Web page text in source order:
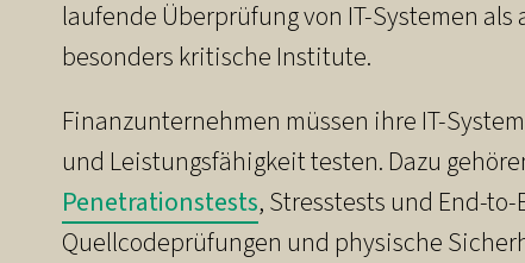
laufende Überprüfung von IT-Systemen
besonders kritische Institute.
Finanzunternehmen müssen ihre IT-
und Leistungsfähigkeit testen. Dazu
Penetrationstests, Stresstests und End-
Quellcodeprüfungen und physische